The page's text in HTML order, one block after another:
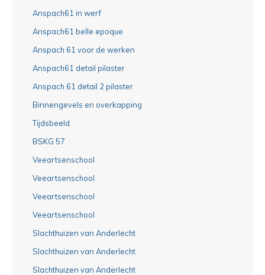
Anspach61 in werf
Anspach61 belle epoque
Anspach 61 voor de werken
Anspach61 detail pilaster
Anspach 61 detail 2 pilaster
Binnengevels en overkapping
Tijdsbeeld
BSKG 57
Veeartsenschool
Veeartsenschool
Veeartsenschool
Veeartsenschool
Slachthuizen van Anderlecht
Slachthuizen van Anderlecht
Slachthuizen van Anderlecht